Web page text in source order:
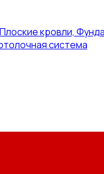
Плоские кровли,
система